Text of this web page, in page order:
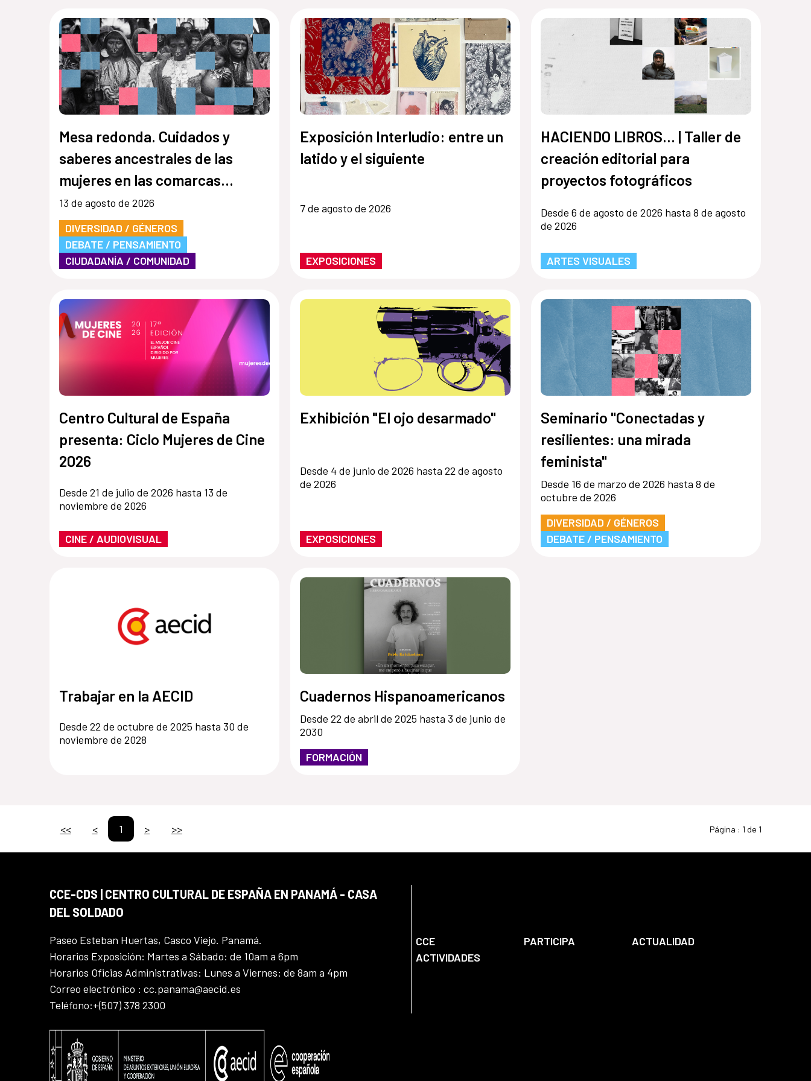
Mesa redonda. Cuidados y
saberes ancestrales de las
mujeres en las comarcas
indígenas en Panamá
13 de agosto de 2026
DIVERSIDAD / GÉNEROS
DEBATE / PENSAMIENTO
CIUDADANÍA / COMUNIDAD
Exposición Interludio: entre un
latido y el siguiente
7 de agosto de 2026
EXPOSICIONES
HACIENDO LIBROS… | Taller de
creación editorial para
proyectos fotográficos
Desde 6 de agosto de 2026 hasta 8 de agosto
de 2026
ARTES VISUALES
Centro Cultural de España
presenta: Ciclo Mujeres de Cine
2026
Desde 21 de julio de 2026 hasta 13 de
noviembre de 2026
CINE / AUDIOVISUAL
Exhibición "El ojo desarmado"
Desde 4 de junio de 2026 hasta 22 de agosto
de 2026
EXPOSICIONES
Seminario "Conectadas y
resilientes: una mirada
feminista"
Desde 16 de marzo de 2026 hasta 8 de
octubre de 2026
DIVERSIDAD / GÉNEROS
DEBATE / PENSAMIENTO
Trabajar en la AECID
Desde 22 de octubre de 2025 hasta 30 de
noviembre de 2028
Cuadernos Hispanoamericanos
Desde 22 de abril de 2025 hasta 3 de junio de
2030
FORMACIÓN
<< < 1 > >> Página : 1 de 1
CCE-CDS | CENTRO CULTURAL DE ESPAÑA EN PANAMÁ - CASA
DEL SOLDADO
Paseo Esteban Huertas, Casco Viejo. Panamá.
Horarios Exposición: Martes a Sábado: de 10am a 6pm
Horarios Oficias Administrativas: Lunes a Viernes: de 8am a 4pm
Correo electrónico : cc.panama@aecid.es
Teléfono:+(507) 378 2300
CCE PARTICIPA
ACTUALIDAD
ACTIVIDADES